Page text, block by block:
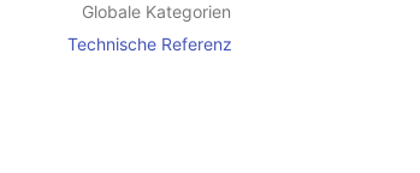
Globale Kategorien
Technische Referenz